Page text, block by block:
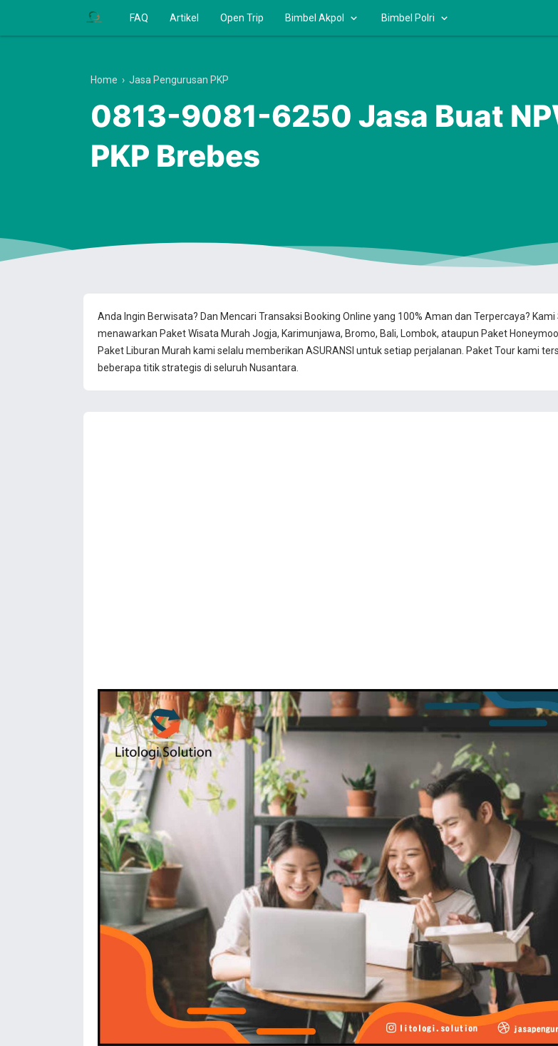
FAQ Artikel Open Trip Bimbel Akpol Bimbel Polri
Anda Ingin Berwisata? Dan Mencari Transaksi Booking Online yang 100% Aman dan Terpercaya? Kami
menawarkan Paket Wisata Murah Jogja, Karimunjawa, Bromo, Bali, Lombok, ataupun Paket
Paket Liburan Murah kami selalu memberikan ASURANSI untuk setiap perjalanan. Paket Tour kami
beberapa titik strategis di seluruh Nusantara.
Home › Jasa Pengurusan PKP
0813-9081-6250 Jasa Buat
PKP Brebes